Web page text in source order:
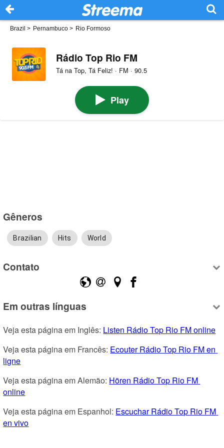
Brazil > Pernambuco > Rio Formoso
Rádio Top Rio FM
Tá na Top, Tá Feliz! · FM · 90.5
Play
Gêneros
Brazilian Hits World
Contato
Em outras línguas
Veja esta página em Inglês: Listen Rádio Top Rio FM online
Veja esta página em Francês: Ecouter Rádio Top Rio FM en
ligne
Veja esta página em Alemão: Hören Rádio Top Rio FM
online
Veja esta página em Espanhol: Escuchar Rádio Top Rio FM
en vivo